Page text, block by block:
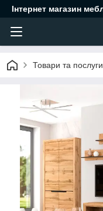
Інтернет магазин
Товари та послуги